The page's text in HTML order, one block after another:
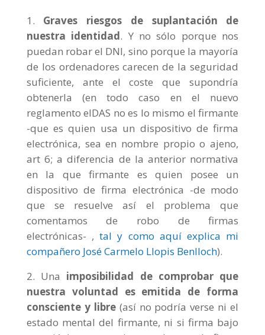
Graves riesgos de suplantación de
nuestra identidad. Y no sólo porque nos
puedan robar el DNI, sino porque la mayoría
de los ordenadores carecen de la seguridad
suficiente, ante el coste que supondría
obtenerla (en todo caso en el nuevo
reglamento eIDAS no es lo mismo el firmante
-que es quien usa un dispositivo de firma
electrónica, sea en nombre propio o ajeno,
art 6; a diferencia de la anterior normativa
en la que firmante es quien posee un
dispositivo de firma electrónica -de modo
que se resuelve así el problema que
comentamos de robo de firmas
electrónicas- , tal y como aquí explica mi
compañero José Carmelo Llopis Benlloch).
Una imposibilidad de comprobar que
nuestra voluntad es emitida de forma
consciente y libre(así no podría verse ni el
estado mental del firmante, ni si firma bajo